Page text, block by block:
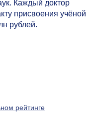
Каждый доктор
присвоения учёной
рублей.
рейтинге